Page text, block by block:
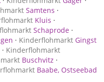
Samtens ·
Kluis ·
Schaprode ·
· Kinderflohmarkt Gingst
· Kinderflohmarkt
Buschvitz ·
Baabe, Ostseebad